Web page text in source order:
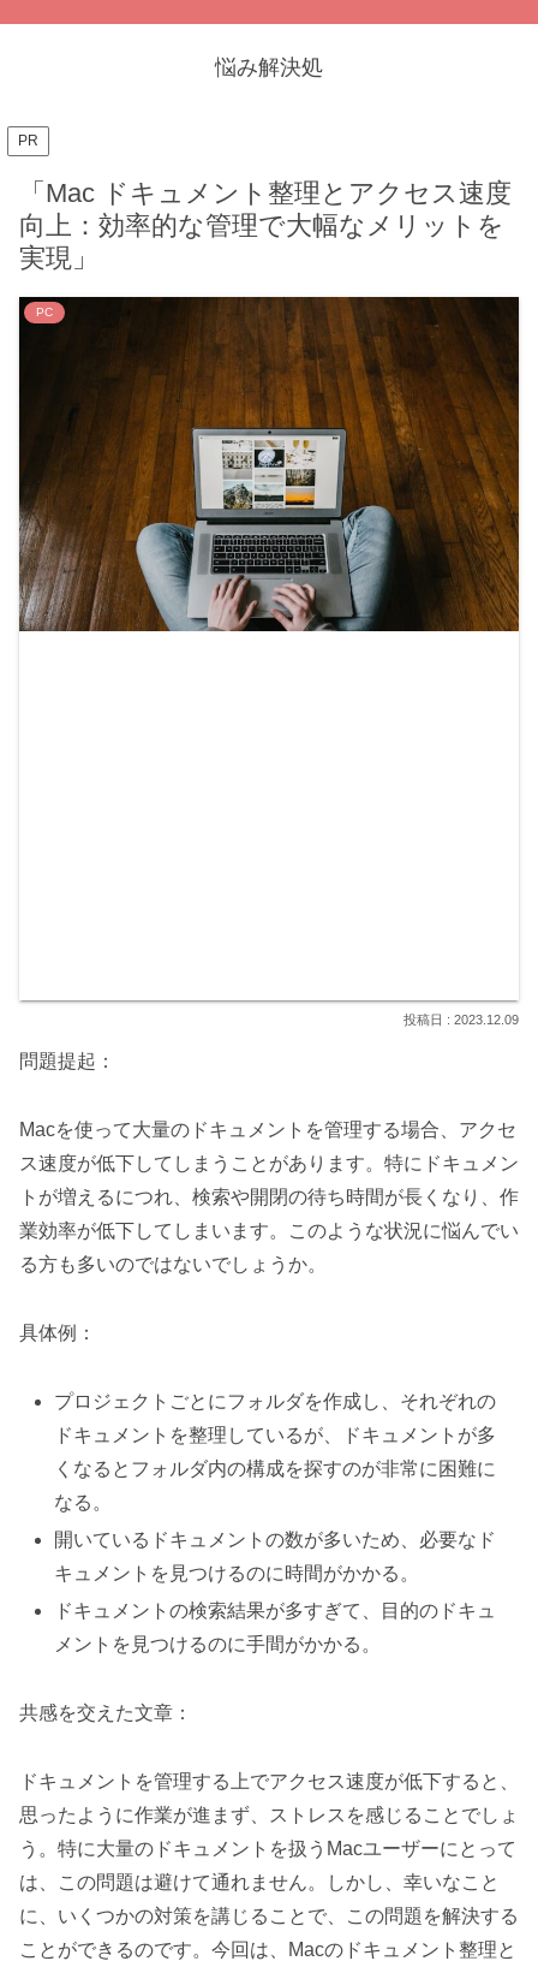
悩み解決処
PR
「Mac ドキュメント整理とアクセス速度
向上：効率的な管理で大幅なメリットを
実現」
PC
2023.12.09
問題提起：
Macを使って大量のドキュメントを管理する場合、アクセ
ス速度が低下してしまうことがあります。特にドキュメン
トが増えるにつれ、検索や開閉の待ち時間が長くなり、作
業効率が低下してしまいます。このような状況に悩んでい
る方も多いのではないでしょうか。
具体例：
プロジェクトごとにフォルダを作成し、それぞれの
ドキュメントを整理しているが、ドキュメントが多
くなるとフォルダ内の構成を探すのが非常に困難に
なる。
開いているドキュメントの数が多いため、必要なド
キュメントを見つけるのに時間がかかる。
ドキュメントの検索結果が多すぎて、目的のドキュ
メントを見つけるのに手間がかかる。
共感を交えた文章：
ドキュメントを管理する上でアクセス速度が低下すると、
思ったように作業が進まず、ストレスを感じることでしょ
う。特に大量のドキュメントを扱うMacユーザーにとって
は、この問題は避けて通れません。しかし、幸いなこと
に、いくつかの対策を講じることで、この問題を解決する
ことができるのです。今回は、Macのドキュメント整理と